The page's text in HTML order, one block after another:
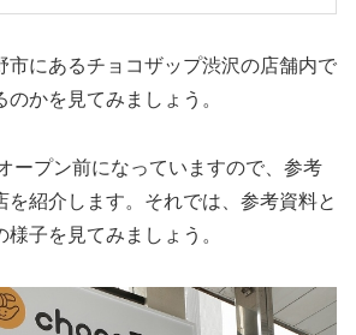
市にあるチョコザップ渋沢の店舗内で
かを見てみましょう。
ープン前になっていますので、参考
を紹介します。それでは、参考資料と
子を見てみましょう。